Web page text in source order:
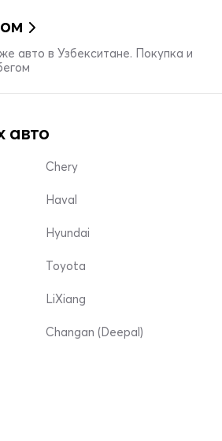
авто в Узбекситане. Покупка и
авто
Chery
Haval
Hyundai
Toyota
LiXiang
Changan (Deepal)